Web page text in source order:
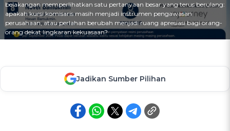
belakangan memperlihatkan satu pertanyaan besar yang terus berulang:
apakah kursi komisaris masih menjadi instrumen pengawasan
perusahaan, atau perlahan berubah menjadi ruang apresiasi bagi orang-
orang dekat lingkaran kekuasaan?
Jadikan Sumber Pilihan